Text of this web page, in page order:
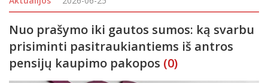
socialdemokratė Jurgita &Scaro
Nuo prašymo iki gautos sumos: ką svarbu
prisiminti pasitraukiantiems iš antros
pensijų kaupimo pakopos (0)